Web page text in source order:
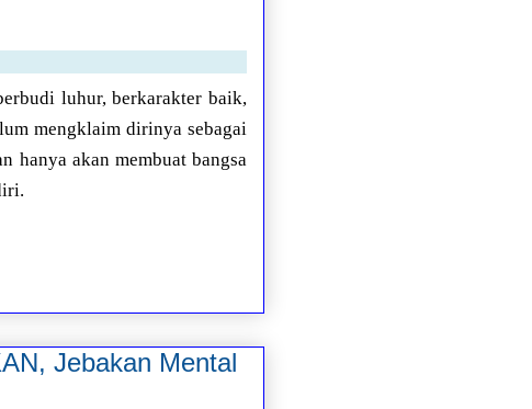
luhur, berkarakter baik,
mengklaim dirinya sebagai
hanya akan membuat bangsa
Jebakan Mental